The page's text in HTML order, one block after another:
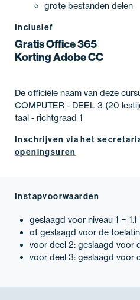
grote bestanden delen
Inclusief
Gratis Office 365
Korting Adobe CC
De officiële naam van deze
COMPUTER - DEEL 3 (20
taal - richtgraad 1
Inschrijven via het
openingsuren
Instapvoorwaarden
geslaagd voor niveau 1 =
of geslaagd voor de
voor deel 2: geslaagd voor
voor deel 3: geslaagd voor